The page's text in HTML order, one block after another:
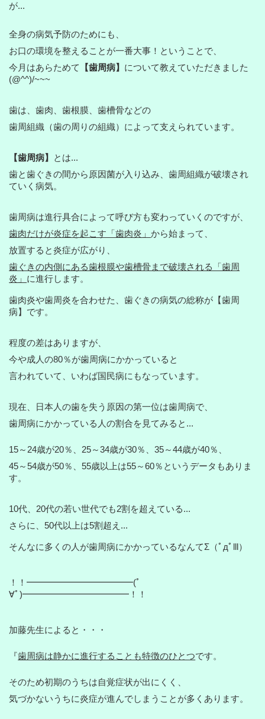
が...
全身の病気予防のためにも、
お口の環境を整えることが一番大事！ということで、
今月はあらためて
【歯周病】 について教えていただきました
(@^^)/~~~
歯は、歯肉、歯根膜、歯槽骨などの
歯周組織（歯の周りの組織）に よって支えられています。
【歯周病】
とは...
歯と歯ぐきの間から原因菌が入り込み、歯周組織が破壊され
ていく病気。
歯周病は進行具合によって呼び方も変わっていくのですが、
歯肉だけが炎症を起こす「歯肉炎」から始まって、
放置すると炎症が広がり、
歯ぐきの内側にある歯根膜や歯槽骨まで破壊される「歯周
炎」 に進行します。
歯肉炎や歯周炎を合わせた、歯ぐきの病気の総称が【歯周
病】です。
程度の差はありますが、
今や成人の80％が歯周病にかかっていると
言われていて、いわば国民病にもなっています。
現在、日本人の歯を失う原因の第一位は歯周病で、
歯周病にかかっている人の割合を見てみると...
15～24歳が20％、25～34歳が30％、35～44歳が40％、
45～54歳が50％、55歳以上は55～60％というデータもありま
す。
10代、20代の若い世代でも2割を超えている...
さらに、50代以上は5割超え...
そんなに多くの人が歯周病にかかっているなんてΣ（ﾟдﾟlll）
！！━━━━━━━━━━━━(ﾟ
∀ﾟ)━━━━━━━━━━━━！！
加藤先生によると・・・
『歯周病は静かに進行することも特徴のひとつです。
そのため初期のうちは自覚症状が出にくく、
気づかないうちに炎症が進んでしまうことが多くあります。